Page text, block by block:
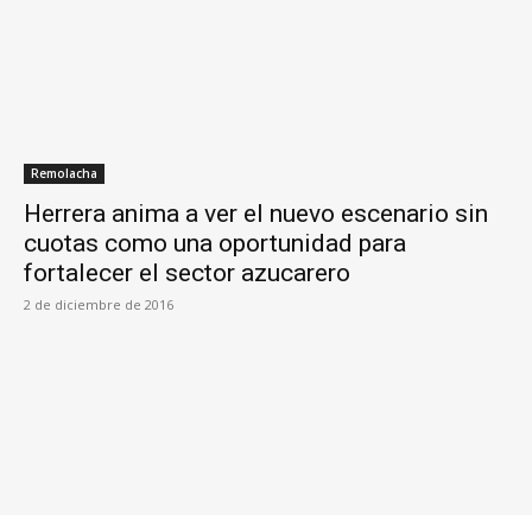
Remolacha
Herrera anima a ver el nuevo escenario sin
cuotas como una oportunidad para
fortalecer el sector azucarero
2 de diciembre de 2016